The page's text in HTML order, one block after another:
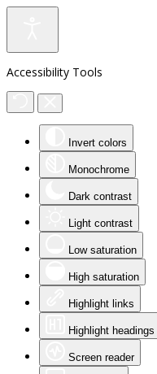
Accessibility Tools
Invert colors
Monochrome
Dark contrast
Light contrast
Low saturation
High saturation
Highlight links
Highlight headings
Screen reader